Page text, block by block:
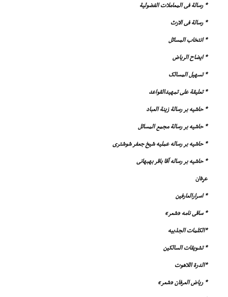
* رسالة فى المعاملات الفضولیة
* رسالة فى الارث
* انتخاب المسائل
* ایضاح الریاض
* تسهیل المسالک
* تعلیقة على تمهیدالقواعد
* حاشیه بر رسالة زینة العباد
* حاشیه بر رسالة مجمع المسائل
* حاشیه بر رساله عملیه شیخ جعفر شوشترى
* حاشیه بر رساله آقا باقر بهبهانى
عرفان
* اسرارالعارفین
* ساقى نامه «شعر»
*الکلمات الجذبیه
* تشویقات السالکین
*الدرة اللاهوت
* ریاض العرفان «شعر»